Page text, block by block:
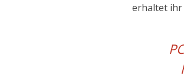
erhaltet ihr